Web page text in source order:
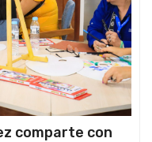
comparte con